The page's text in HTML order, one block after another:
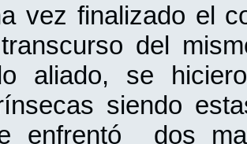
vez finalizado el
del
aliado, se
siendo
enfrentó dos